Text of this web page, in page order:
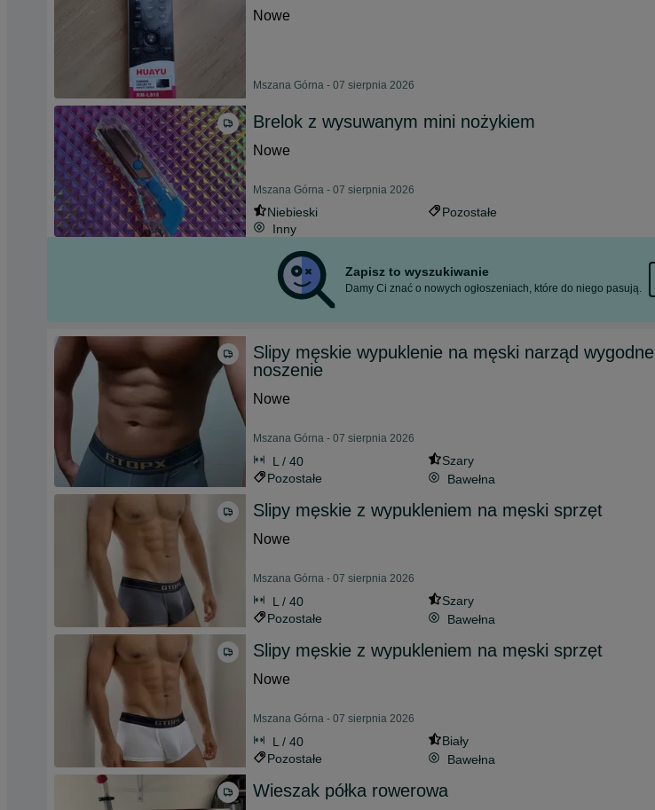
Nowe
Mszana Górna - 07 sierpnia 2026
Brelok z wysuwanym mini nożykiem
Nowe
Mszana Górna - 07 sierpnia 2026
Niebieski
Pozostałe
Inny
Zapisz to wyszukiwanie
Damy Ci znać o nowych ogłoszeniach, które do niego pasują.
Slipy męskie wypuklenie na męski narząd wygodne
noszenie
Nowe
Mszana Górna - 07 sierpnia 2026
L / 40
Szary
Pozostałe
Bawełna
Slipy męskie z wypukleniem na męski sprzęt
Nowe
Mszana Górna - 07 sierpnia 2026
L / 40
Szary
Pozostałe
Bawełna
Slipy męskie z wypukleniem na męski sprzęt
Nowe
Mszana Górna - 07 sierpnia 2026
L / 40
Biały
Pozostałe
Bawełna
Wieszak półka rowerowa